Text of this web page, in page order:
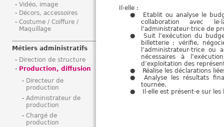
Il·elle :
Etablit ou analyse le
collaboration avec
l’administrateur·trice de
Suit l’exécution du
billetterie ; vérifie,
l’administrateur·trice
nécessaires à
d’exploitation des
Réalise les déclarations
Analyse les résultats
tournée.
Il·elle est présent·e sur
Vidéo, image
Décors, accessoires
Costume / Coiffure /
Maquillage
Métiers administratifs
Direction de structure
Production, diffusion
Directeur de
production
Administrateur de
production
Chargé de
production